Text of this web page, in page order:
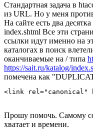
Стандартная задача в
из URL. Но у меня
На сайте есть два
index.shtml Все эти
ссылки идут именно на
каталогах в поиск
оканчиваемые на / типа
https://sait.ru/katalog/
помечена как
<link rel="canonical"
Прошу помочь. Самому
хватает и времени.